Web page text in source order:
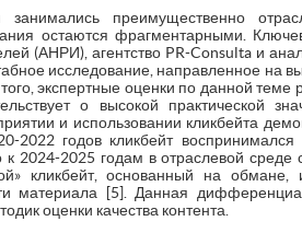
преимущественно
остаются фрагментарными.
(АНРИ), агентство PR-Consulta и
исследование, направленное на
экспертные оценки по данной теме
о высокой практической
и использовании кликбейта
годов кликбейт воспринимался
2024-2025 годам в отраслевой
кликбейт, основанный на обмане,
материала [5]. Данная
оценки качества контента.